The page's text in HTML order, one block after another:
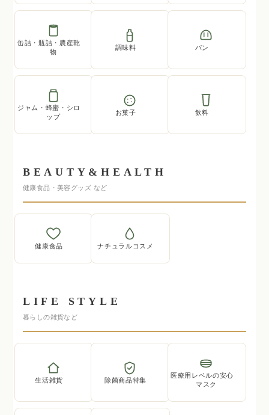
缶詰・瓶詰・農産乾
物
調味料 パン
ジャム・蜂蜜・シロ
ップ
お菓子 飲料
BEAUTY&HEALTH
健康食品・美容グッズ など
健康食品 ナチュラルコスメ
LIFE STYLE
暮らしの雑貨など
生活雑貨 除菌商品特集
医療用レベルの安心
マスク